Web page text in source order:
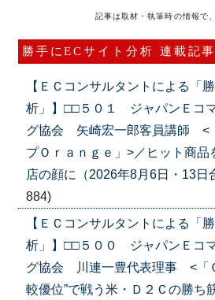
記事は取材・執筆時の情報で
勝手にECサイト分析 連載記事
【ＥＣコンサルタントによる「
析」】□□５０１ ジャパンＥコ
グ協会 矢崎宏一郎客員講師 <
プＯｒａｎｇｅ」>／ヒット商品
店の顔に（2026年8月6日・13日
884)
【ＥＣコンサルタントによる「
析」】□□５００ ジャパンＥコ
グ協会 川連一豊代表理事 <「
較優位”で戦う米・Ｄ２Ｃの勝ち